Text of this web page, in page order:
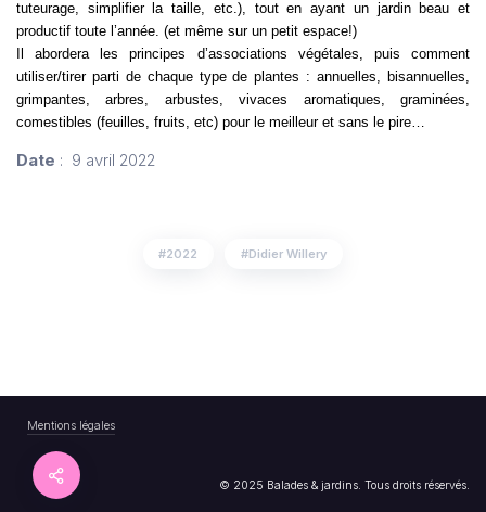
tuteurage, simplifier la taille, etc.), tout en ayant un jardin beau et
productif toute l’année. (et même sur un petit espace!)
Il abordera les principes d’associations végétales, puis comment
utiliser/tirer parti de chaque type de plantes : annuelles, bisannuelles,
grimpantes, arbres, arbustes, vivaces aromatiques, graminées,
comestibles (feuilles, fruits, etc) pour le meilleur et sans le pire…
Date : 9 avril 2022
2022 Didier Willery
Mentions légales
© 2025 Balades & jardins. Tous droits réservés.